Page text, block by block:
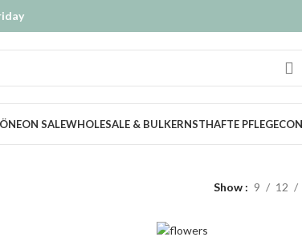
ON SALEWHOLESALE & BULKERNSTHAFTE PFLEGE
Show 9 12